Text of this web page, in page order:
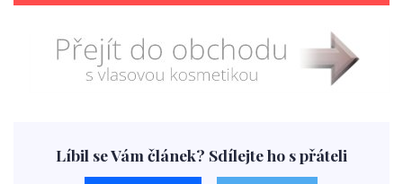
Líbil se Vám článek? Sdílejte ho s přáteli